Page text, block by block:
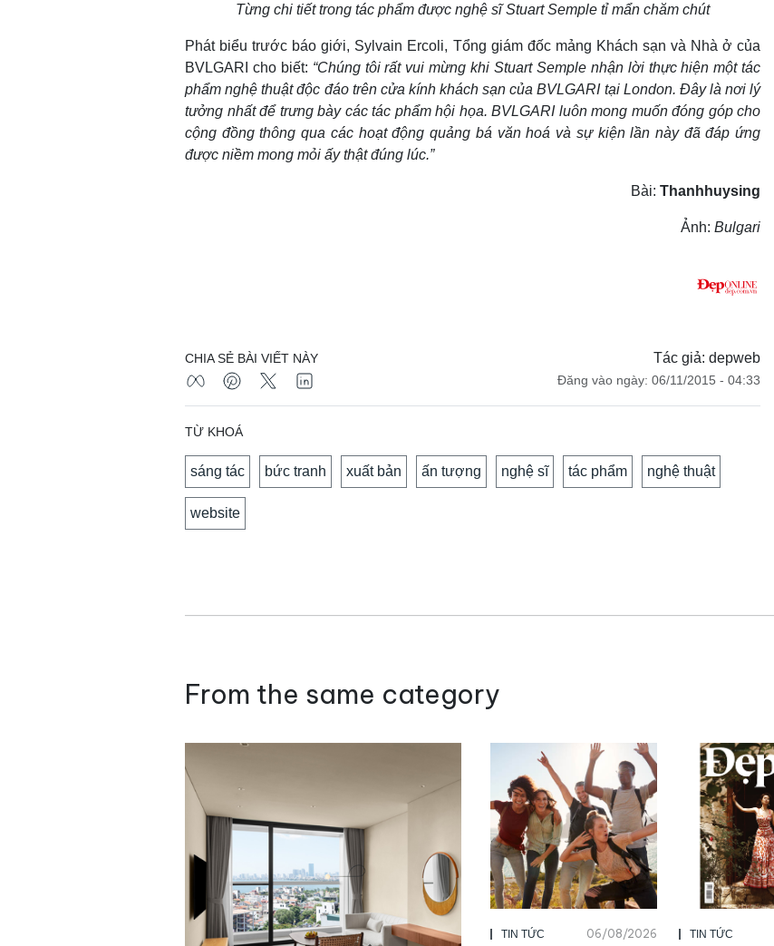
Từng chi tiết trong tác phẩm được nghệ sĩStuart Semple tỉ mẩn chăm chút
Phát biểu trước báo giới, Sylvain Ercoli, Tổng giám đốc mảng Khách sạn và Nhà ở của
BVLGARI cho biết: “Chúng tôi rất vui mừng khi Stuart Semple nhận lời thực hiện một tác
phẩm nghệ thuật độc đáo trên cửa kính khách sạn của BVLGARI tại London. Đây là nơi lý
tưởng nhất để trưng bày các tác phẩm hội họa. BVLGARI luôn mong muốn đóng góp cho
cộng đồng thông qua các hoạt động quảng bá văn hoá và sự kiện lần này đã đáp ứng
được niềm mong mỏi ấy thật đúng lúc.”
Bài:Thanhhuysing
Ảnh:Bulgari
Tác giả: depweb
Đăng vào ngày: 06/11/2015 - 04:33
CHIA SẺ BÀI VIẾT NÀY
TỪ KHOÁ
sáng tác bức tranh xuất bản ấn tượng nghệ sĩ tác phẩm nghệ thuật
website
From the same category
TIN TỨC 06/08/2026 TIN TỨC